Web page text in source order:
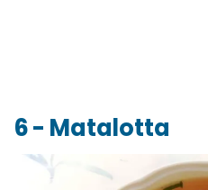
6 - Matalotta